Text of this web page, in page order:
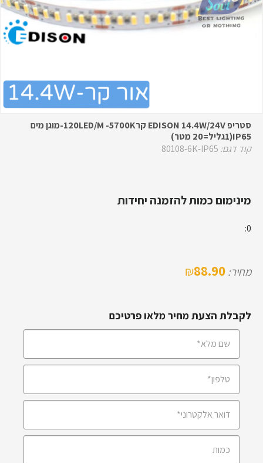
סטריפ EDISON 14.4W/24V קר120LED/M -5700K-מוגן מים
IP65(1גליל=20 מטר)
קוד דגם: 80108-6K-IP65
מינימום כמות להזמנה יחידות
0:
מחיר: 88.90
₪
לקבלת הצעת מחיר מלאו פרטיכם